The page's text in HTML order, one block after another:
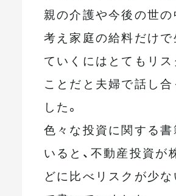
親の介護や今後の世の
考え家庭の給料だけで
ていくにはとてもリス
ことだと夫婦で話し合
した。
色々な投資に関する書
いると、不動産投資が
どに比べリスクが少な